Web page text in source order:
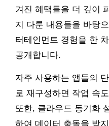
겨진 혜택들을 더 깊이
지 다룬 내용들을 바탕
터테인먼트 경험을 한
공개합니다.
자주 사용하는 앱들의
로 재구성하면 작업 속
또한, 클라우드 동기화
하여 데이터 충돌을 방